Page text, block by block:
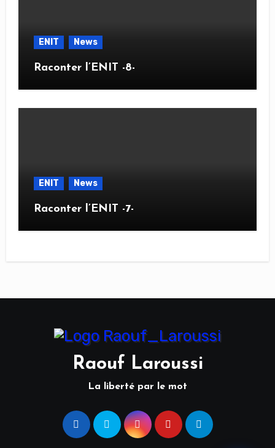
ENIT News
Raconter l’ENIT -8-
ENIT News
Raconter l’ENIT -7-
Raouf Laroussi
La liberté par le mot